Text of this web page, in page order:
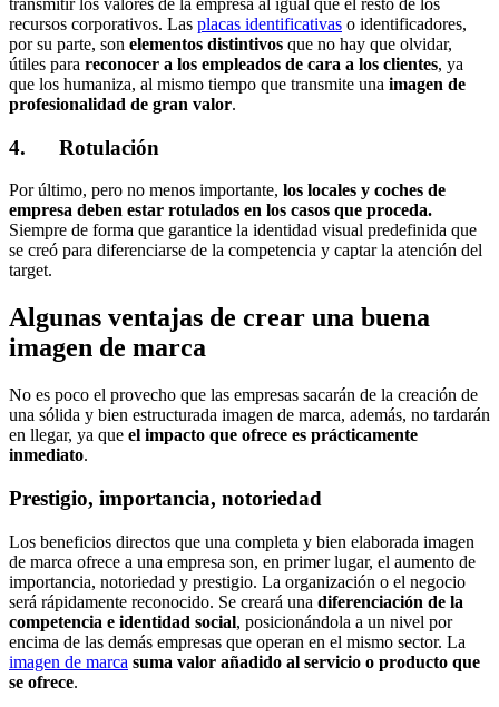
recursos corporativos. Las placas identificativas o identificadores,
por su parte, son elementos distintivos que no hay que olvidar,
útiles para reconocer a los empleados de cara a los clientes, ya
que los humaniza, al mismo tiempo que transmite una imagen de
profesionalidad de gran valor.
4. Rotulación
Por último, pero no menos importante, los locales y coches de
empresa deben estar rotulados en los casos que proceda.
Siempre de forma que garantice la identidad visual predefinida que
se creó para diferenciarse de la competencia y captar la atención del
target.
Algunas ventajas de crear una buena
imagen de marca
No es poco el provecho que las empresas sacarán de la creación de
una sólida y bien estructurada imagen de marca, además, no tardarán
en llegar, ya que el impacto que ofrece es prácticamente
inmediato.
Prestigio, importancia, notoriedad
Los beneficios directos que una completa y bien elaborada imagen
de marca ofrece a una empresa son, en primer lugar, el aumento de
importancia, notoriedad y prestigio. La organización o el negocio
será rápidamente reconocido. Se creará una diferenciación de la
competencia e identidad social, posicionándola a un nivel por
encima de las demás empresas que operan en el mismo sector. La
imagen de marca suma valor añadido al servicio o producto que
se ofrece.